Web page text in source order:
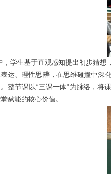
，学生基于直观感知提出初步猜想
达、理性思辨，在思维碰撞中深
整节课以“三课一体” 为脉络，将
赋能的核心价值。